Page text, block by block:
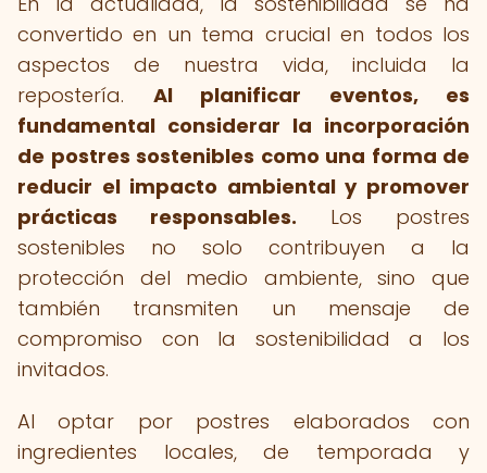
convertido en un tema crucial en todos los
aspectos de nuestra vida, incluida la
repostería. Al planificar eventos, es
fundamental considerar la incorporación
de postres sostenibles como una forma de
reducir el impacto ambiental y promover
prácticas responsables. Los postres
sostenibles no solo contribuyen a la
protección del medio ambiente, sino que
también transmiten un mensaje de
compromiso con la sostenibilidad a los
invitados.
Al optar por postres elaborados con
ingredientes locales, de temporada y